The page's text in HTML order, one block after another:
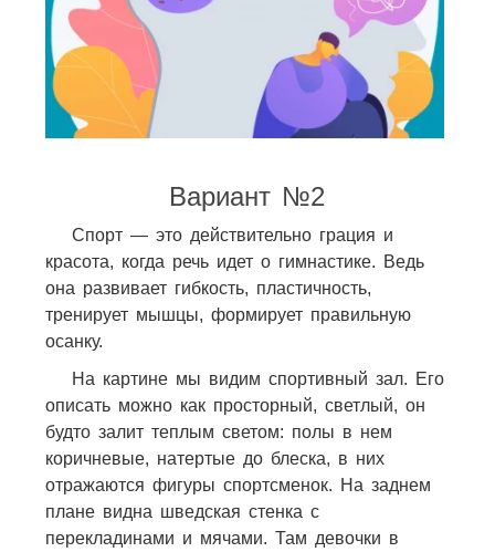
Вариант №2
Спорт — это действительно грация и
красота, когда речь идет о гимнастике. Ведь
она развивает гибкость, пластичность,
тренирует мышцы, формирует правильную
осанку.
На картине мы видим спортивный зал. Его
описать можно как просторный, светлый, он
будто залит теплым светом: полы в нем
коричневые, натертые до блеска, в них
отражаются фигуры спортсменок. На заднем
плане видна шведская стенка с
перекладинами и мячами. Там девочки в